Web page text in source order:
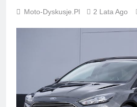
Moto-Dyskusje.pl 2 Lata Ago